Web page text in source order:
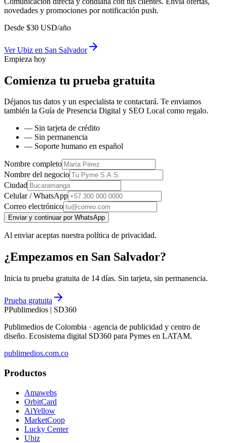
novedades y promociones por notificación push.
Desde $30 USD/año
VerUbiz en San Salvador
Empieza hoy
Comienza tu prueba gratuita
Déjanos tus datos y un especialista te contactará. Te enviamos
también la Guía de Presencia Digital y SEO Local como regalo.
— Sin tarjeta de crédito
— Sin permanencia
— Soporte humano en español
Nombre completo
Nombre del negocio
Ciudad
Celular / WhatsApp
Correo electrónico
Enviar y continuar por WhatsApp
Al enviar aceptas nuestra política de privacidad.
¿Empezamos en San Salvador?
Inicia tu prueba gratuita de 14 días. Sin tarjeta, sin permanencia.
Prueba gratuita
PPublimedios | SD360
Publimedios de Colombia · agencia de publicidad y centro de
diseño. Ecosistema digital SD360 para Pymes en LATAM.
publimedios.com.co
Productos
Amawebs
OrbitCard
AiYellow
MarketCoop
Lucky Center
Ubiz